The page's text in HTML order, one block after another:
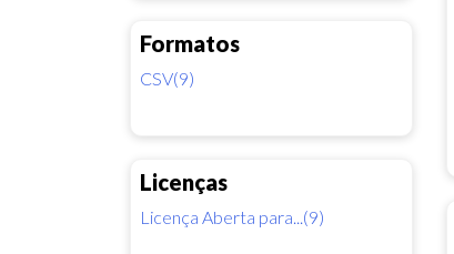
Formatos
CSV(9)
Licenças
Licença Aberta para...(9)